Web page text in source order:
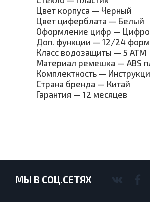
Цвет корпуса — Черный
Цвет циферблата — Белый
Оформление цифр —
Доп. функции — 12/24
Класс водозащиты — 5 ATM
Материал ремешка — ABS
Комплектность —
Страна бренда — Китай
Гарантия — 12 месяцев
МЫ В СОЦ.СЕТЯХ